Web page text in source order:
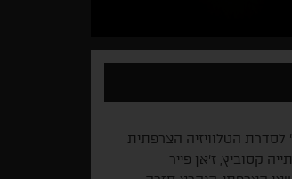
טלוויזיה 5 – חיפה" לסדרת הטלוויזיה הצרפתית
קסוביץ, ז'אן פייר